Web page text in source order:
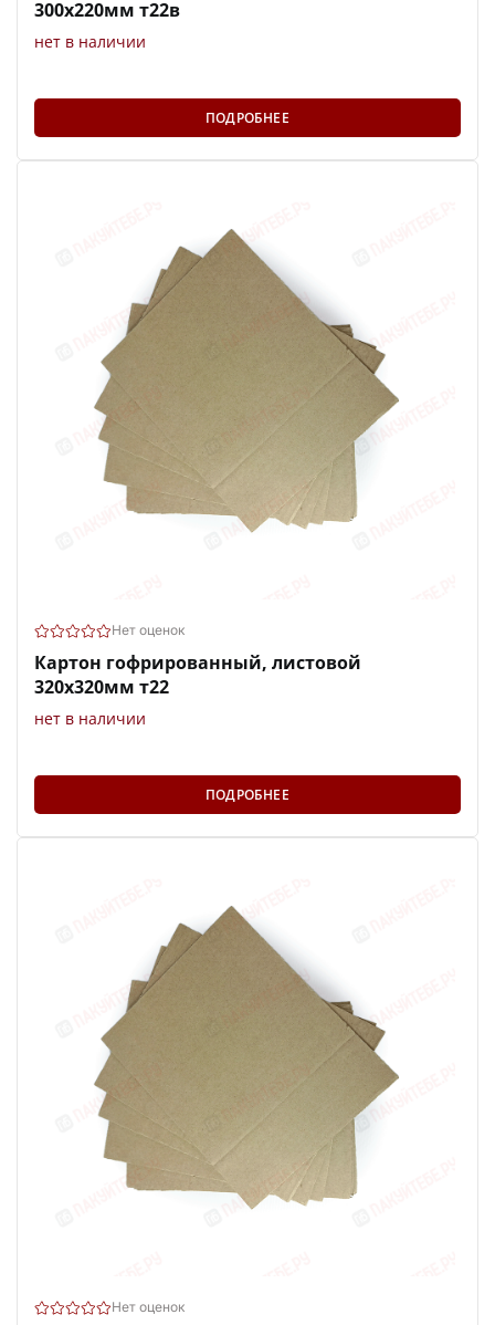
300х220мм т22в
нет в наличии
ПОДРОБНЕЕ
Нет оценок
Картон гофрированный, листовой
320х320мм т22
нет в наличии
ПОДРОБНЕЕ
Нет оценок